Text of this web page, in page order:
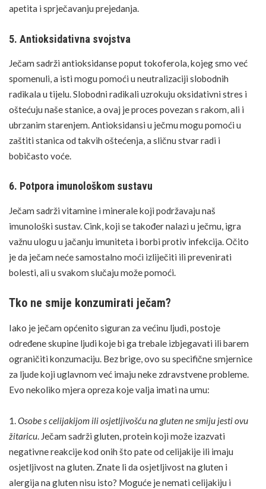
apetita i sprječavanju prejedanja.
5. Antioksidativna svojstva
Ječam sadrži antioksidanse poput tokoferola, kojeg smo već
spomenuli, a isti mogu pomoći u neutralizaciji slobodnih
radikala u tijelu. Slobodni radikali uzrokuju oksidativni stres i
oštećuju naše stanice, a ovaj je proces povezan s rakom, ali i
ubrzanim starenjem. Antioksidansi u ječmu mogu pomoći u
zaštiti stanica od takvih oštećenja, a sličnu stvar radi i
bobičasto voće.
6. Potpora imunološkom sustavu
Ječam sadrži vitamine i minerale koji podržavaju naš
imunološki sustav. Cink, koji se također nalazi u ječmu, igra
važnu ulogu u jačanju imuniteta i borbi protiv infekcija. Očito
je da ječam neće samostalno moći izliječiti ili prevenirati
bolesti, ali u svakom slučaju može pomoći.
Tko ne smije konzumirati ječam?
Iako je ječam općenito siguran za većinu ljudi, postoje
određene skupine ljudi koje bi ga trebale izbjegavati ili barem
ograničiti konzumaciju. Bez brige, ovo su specifične smjernice
za ljude koji uglavnom već imaju neke zdravstvene probleme.
Evo nekoliko mjera opreza koje valja imati na umu:
1.Osobe s celijakijom ili osjetljivošću na gluten ne smiju jesti ovu
žitaricu. Ječam sadrži gluten, protein koji može izazvati
negativne reakcije kod onih što pate od celijakije ili imaju
osjetljivost na gluten. Znate li da osjetljivost na gluten i
alergija na gluten nisu isto? Moguće je nemati celijakiju i